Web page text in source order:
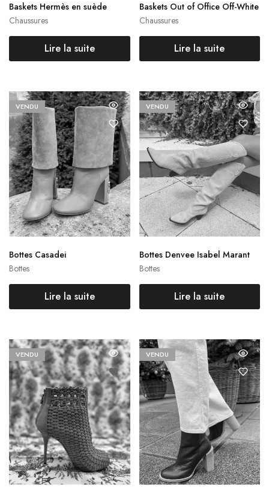
Chaussures
Baskets Hermès en suède
Lire la suite
Chaussures
Baskets Out of Office Off-White
Lire la suite
VENDU
Bottes
Bottes Casadei
Lire la suite
VENDU
Bottes
Bottes Denvee Isabel Marant
Lire la suite
VENDU VENDU